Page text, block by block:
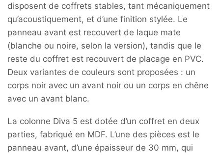
disposent de coffrets stables, tant mécaniquement
qu’acoustiquement, et d’une finition stylée. Le
panneau avant est recouvert de laque mate
(blanche ou noire, selon la version), tandis que le
reste du coffret est recouvert de placage en PVC.
Deux variantes de couleurs sont proposées : un
corps noir avec un avant noir ou un corps en chêne
avec un avant blanc.
La colonne Diva 5 est dotée d’un coffret en deux
parties, fabriqué en MDF. L’une des pièces est le
panneau avant, d’une épaisseur de 30 mm, qui